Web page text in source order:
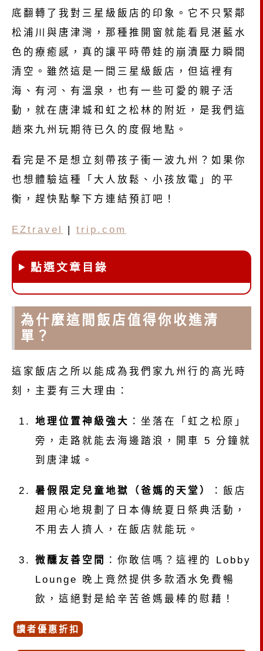
底翻轉了我對三星級飯店的印象。它不只緊鄰
松浦川與唐津灣，那種推開窗就能看見湛藍水
色的療癒感，真的讓平時帶娃的崩潰壓力瞬間
清空。雖然這是一間三星級飯店，但這裡有
海、有河、有溫泉，也有一些可愛的親子活
動，就在唐津城和虹之松林的附近，是我們這
趟來九州玩期待已久的度假地點。
看完是不是想立刻帶孩子衝一波九州？如果你
也想體驗這種「大人放鬆、小孩放電」的平
衡，趕快點擊下方連結預訂吧！
EZtravel | trip.com
點選文章目錄
為什麼這間飯店值得你收進清
單？
這家飯店之所以能成為我們家九州行的高光時
刻，主要有三大理由：
地理位置神級強大 ：坐落在「虹之松原」
旁，走路就能去海邊踏浪，開車 5 分鐘就
到唐津城。
暑假限定兒童地獄（爸媽的天堂）
：飯店
超用心地規劃了日本傳統夏日祭典活動，
不用去人擠人，在飯店就能玩。
微醺友善空間
：你敢信嗎？這裡的 Lobby
Lounge 晚上竟然提供多款酒水免費暢
飲，這絕對是給辛苦爸媽最棒的慰藉！
讀者優惠折扣